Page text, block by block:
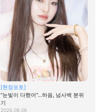
[현장포토]
"눈빛이 다했어"…하음, 넘사벽 분위
기
2026.08.06